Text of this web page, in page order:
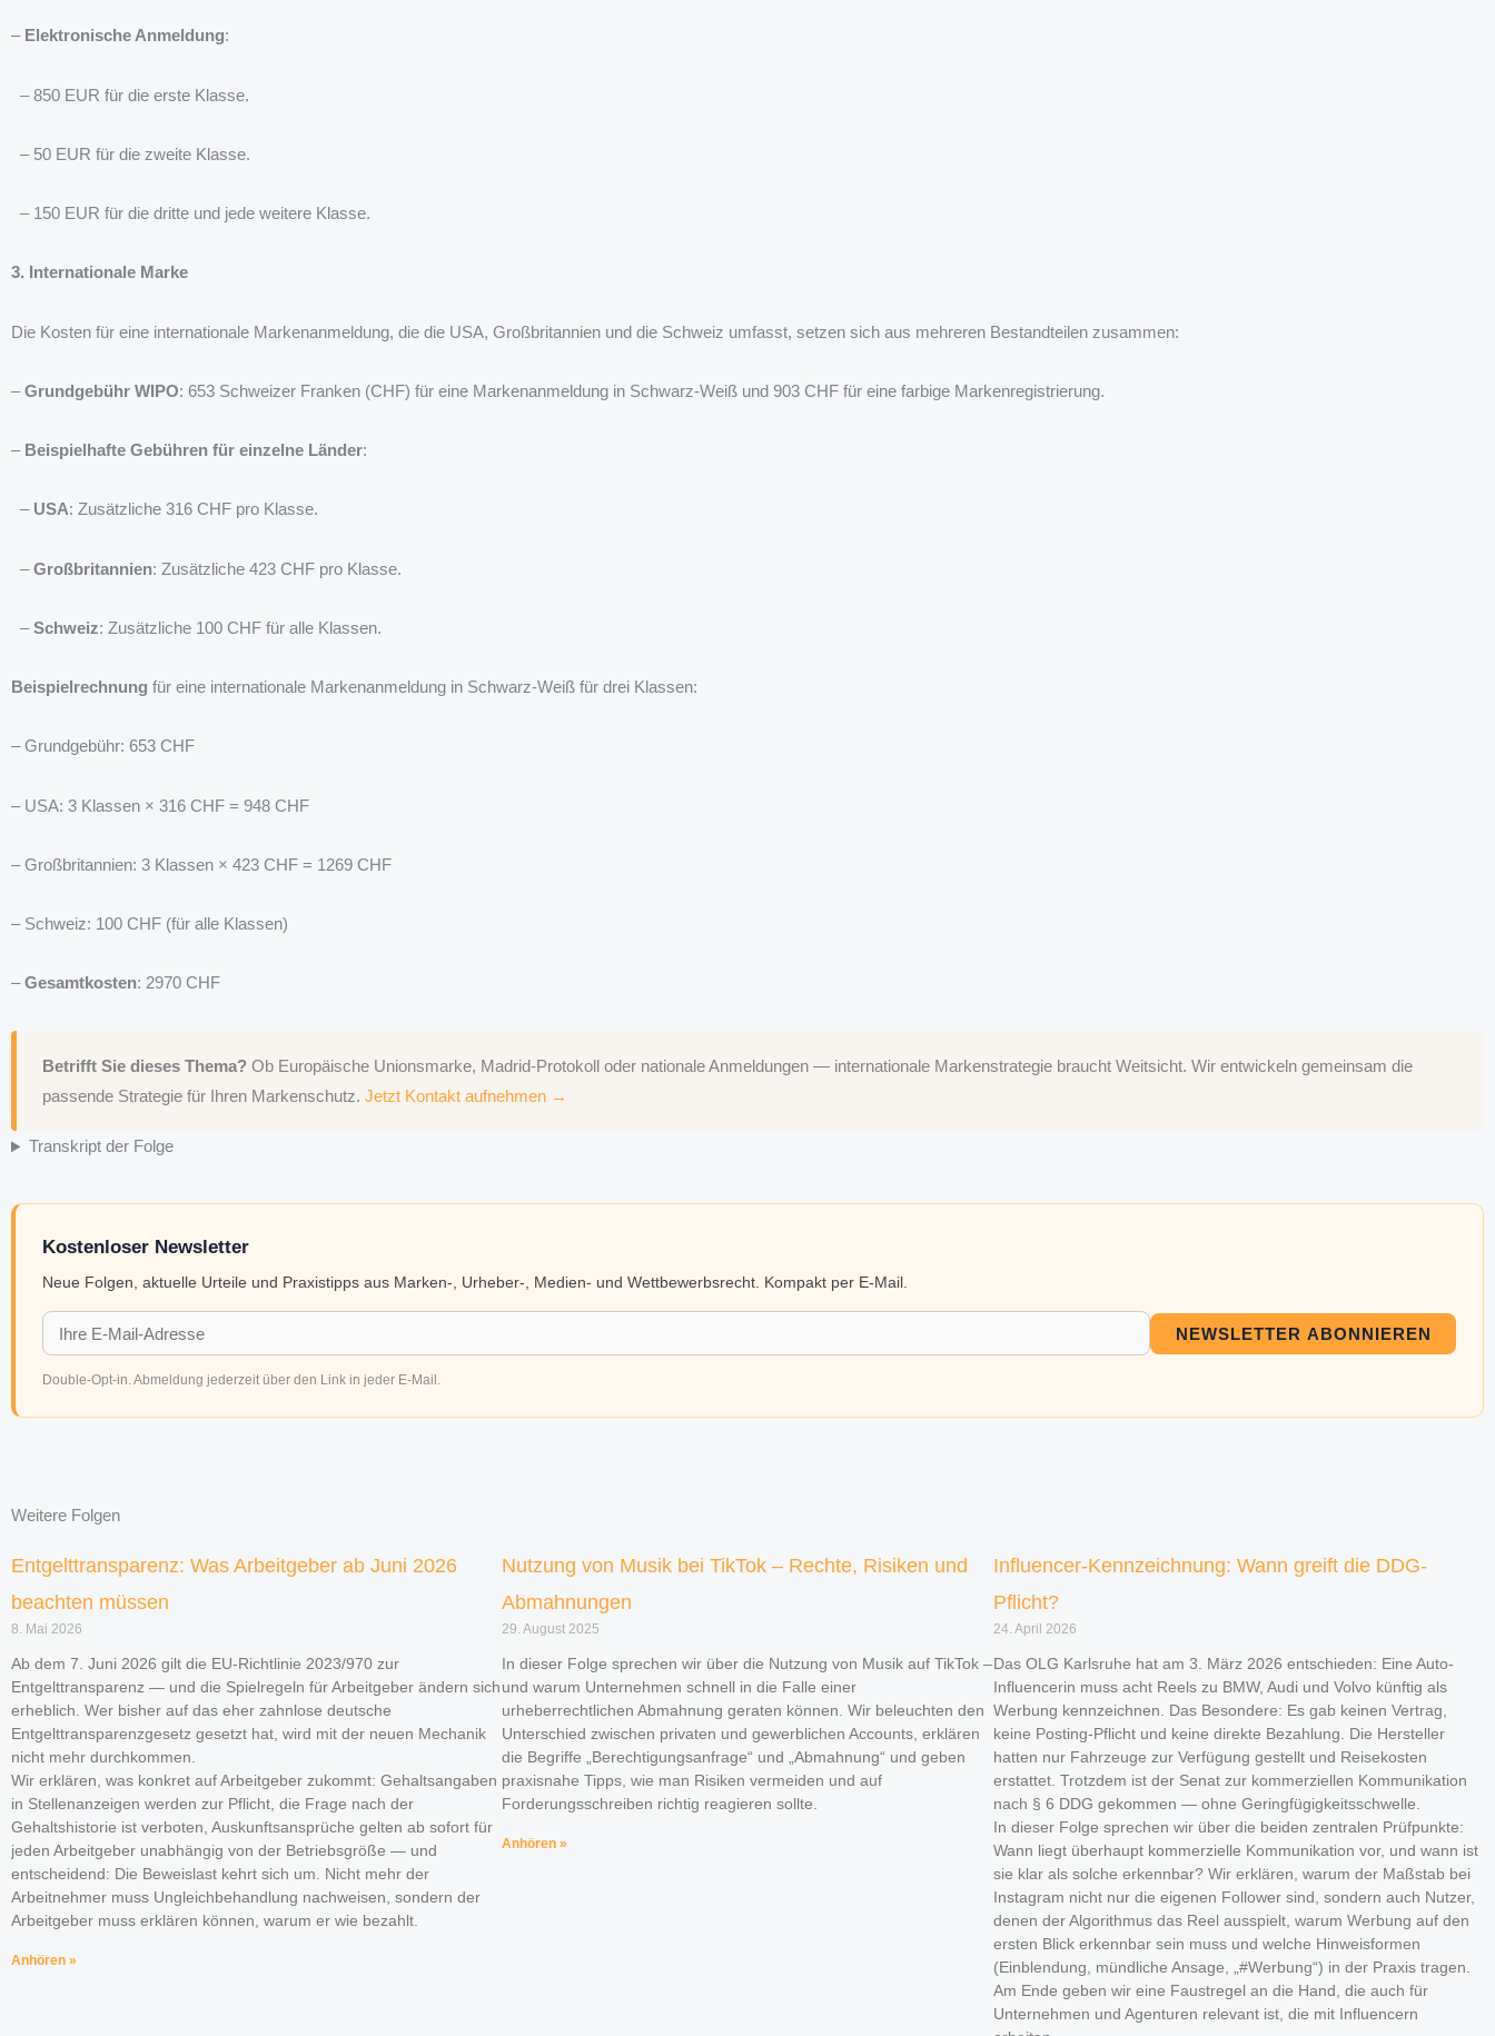
– Elektronische Anmeldung:
– 850 EUR für die erste Klasse.
– 50 EUR für die zweite Klasse.
– 150 EUR für die dritte und jede weitere Klasse.
3. Internationale Marke
Die Kosten für eine internationale Markenanmeldung, die die USA, Großbritannien und die Schweiz umfasst, setzen sich aus mehreren Bestandteilen zusammen:
–Grundgebühr WIPO: 653 Schweizer Franken (CHF) für eine Markenanmeldung in Schwarz-Weiß und 903 CHF für eine farbige Markenregistrierung.
– Beispielhafte Gebühren für einzelne Länder:
– USA: Zusätzliche 316 CHF pro Klasse.
–Großbritannien: Zusätzliche 423 CHF pro Klasse.
–Schweiz: Zusätzliche 100 CHF für alle Klassen.
Beispielrechnung für eine internationale Markenanmeldung in Schwarz-Weiß für drei Klassen:
– Grundgebühr: 653 CHF
– USA: 3 Klassen × 316 CHF = 948 CHF
– Großbritannien: 3 Klassen × 423 CHF = 1269 CHF
– Schweiz: 100 CHF (für alle Klassen)
–Gesamtkosten: 2970 CHF
Betrifft Sie dieses Thema?Ob Europäische Unionsmarke, Madrid-Protokoll oder nationale Anmeldungen — internationale Markenstrategie braucht Weitsicht. Wir entwickeln gemeinsam die
passende Strategie für Ihren Markenschutz. Jetzt Kontakt aufnehmen →
Transkript der Folge
Kostenloser Newsletter
Neue Folgen, aktuelle Urteile und Praxistipps aus Marken-, Urheber-, Medien- und Wettbewerbsrecht. Kompakt per E-Mail.
NEWSLETTER ABONNIEREN
Double-Opt-in. Abmeldung jederzeit über den Link in jeder E-Mail.
Weitere Folgen
Entgelttransparenz: Was Arbeitgeber ab Juni 2026
beachten müssen
8. Mai 2026
Ab dem 7. Juni 2026 gilt die EU-Richtlinie 2023/970 zur
Entgelttransparenz — und die Spielregeln für Arbeitgeber ändern sich
erheblich. Wer bisher auf das eher zahnlose deutsche
Entgelttransparenzgesetz gesetzt hat, wird mit der neuen Mechanik
nicht mehr durchkommen.
Wir erklären, was konkret auf Arbeitgeber zukommt: Gehaltsangaben
in Stellenanzeigen werden zur Pflicht, die Frage nach der
Gehaltshistorie ist verboten, Auskunftsansprüche gelten ab sofort für
jeden Arbeitgeber unabhängig von der Betriebsgröße — und
entscheidend: Die Beweislast kehrt sich um. Nicht mehr der
Arbeitnehmer muss Ungleichbehandlung nachweisen, sondern der
Arbeitgeber muss erklären können, warum er wie bezahlt.
Anhören »
Nutzung von Musik bei TikTok – Rechte, Risiken und
Abmahnungen
29. August 2025
In dieser Folge sprechen wir über die Nutzung von Musik auf TikTok –
und warum Unternehmen schnell in die Falle einer
urheberrechtlichen Abmahnung geraten können. Wir beleuchten den
Unterschied zwischen privaten und gewerblichen Accounts, erklären
die Begriffe „Berechtigungsanfrage“ und „Abmahnung“ und geben
praxisnahe Tipps, wie man Risiken vermeiden und auf
Forderungsschreiben richtig reagieren sollte.
Anhören »
Influencer-Kennzeichnung: Wann greift die DDG-
Pflicht?
24. April 2026
Das OLG Karlsruhe hat am 3. März 2026 entschieden: Eine Auto-
Influencerin muss acht Reels zu BMW, Audi und Volvo künftig als
Werbung kennzeichnen. Das Besondere: Es gab keinen Vertrag,
keine Posting-Pflicht und keine direkte Bezahlung. Die Hersteller
hatten nur Fahrzeuge zur Verfügung gestellt und Reisekosten
erstattet. Trotzdem ist der Senat zur kommerziellen Kommunikation
nach § 6 DDG gekommen — ohne Geringfügigkeitsschwelle.
In dieser Folge sprechen wir über die beiden zentralen Prüfpunkte:
Wann liegt überhaupt kommerzielle Kommunikation vor, und wann ist
sie klar als solche erkennbar? Wir erklären, warum der Maßstab bei
Instagram nicht nur die eigenen Follower sind, sondern auch Nutzer,
denen der Algorithmus das Reel ausspielt, warum Werbung auf den
ersten Blick erkennbar sein muss und welche Hinweisformen
(Einblendung, mündliche Ansage, „#Werbung“) in der Praxis tragen.
Am Ende geben wir eine Faustregel an die Hand, die auch für
Unternehmen und Agenturen relevant ist, die mit Influencern